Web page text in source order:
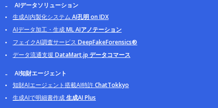
AIデータソリューション
生成AI内製化システム AI孔明 on IDX
AIデータ加工・生成ML AIアノテーション
フェイクAI調査サービス DeepFakeForensics®
データ流通支援 DataMart.jp データコマース
AI知財エージェント
知財AIエージェント搭載AI特許ChatTokkyo
生成AIで明細書作成生成AI Plus